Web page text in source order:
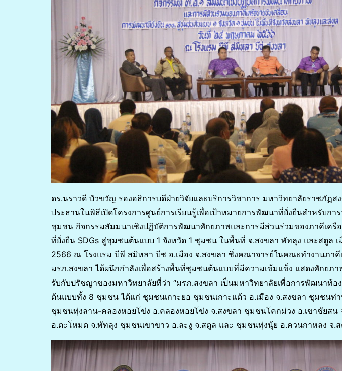
ดร.นราวดี บัวขวัญ รองอธิการบดีฝ่ายวิจัยและบริการวิชาการ มหาวิทยาลัยราชภัฏส
ประธานในพิธีเปิดโครงการศูนย์การเรียนรู้เพื่อเป้าหมายการพัฒนาที่ยั่งยืนสำหรับกา
ชุมชน กิจกรรมสัมมนาเชิงปฏิบัติการพัฒนาศักยภาพและการมีส่วนร่วมของภาคีเครื
ที่ยั่งยืน SDGs สู่ชุมชนต้นแบบ 1 จังหวัด 1 ชุมชน ในพื้นที่ จ.สงขลา พัทลุง และสตูล
2566 ณ โรงแรม บีพี สมิหลา บีช อ.เมือง จ.สงขลา ซึ่งคณาจารย์ในคณะทำงานภา
มรภ.สงขลา ได้ผนึกกำลังเพื่อสร้างพื้นที่ชุมชนต้นแบบที่มีความเข้มแข็ง แสดงศักยภ
รับกับปรัชญาของมหาวิทยาลัยที่ว่า “มรภ.สงขลา เป็นมหาวิทยาลัยเพื่อการพัฒนาท้อ
ต้นแบบทั้ง 8 ชุมชน ได้แก่ ชุมชนเกาะยอ ชุมชนเกาะแต้ว อ.เมือง จ.สงขลา ชุมชนท่
ชุมชนทุ่งลาน-คลองหอยโข่ง อ.คลองหอยโข่ง จ.สงขลา ชุมชนโคกม่วง อ.เขาชัยส
อ.ตะโหมด จ.พัทลุง ชุมชนเขาขาว อ.ละงู จ.สตูล และ ชุมชนทุ่งนุ้ย อ.ควนกาหลง จ.